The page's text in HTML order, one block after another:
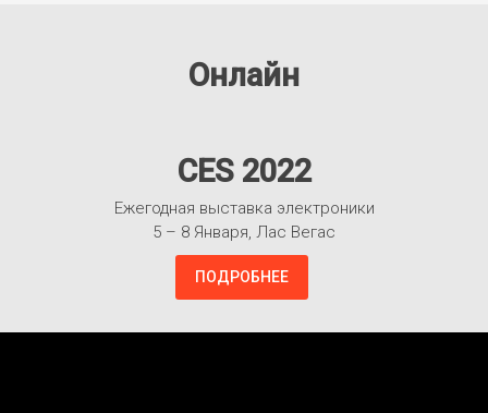
Онлайн
CES 2022
Ежегодная выставка электроники
5 – 8 Января, Лас Вегас
ПОДРОБНЕЕ